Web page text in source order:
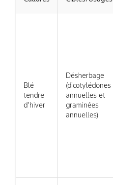
Blé
tendre
d'hiver
Désherbage
(dicotylédones
annuelles et
graminées
annuelles)